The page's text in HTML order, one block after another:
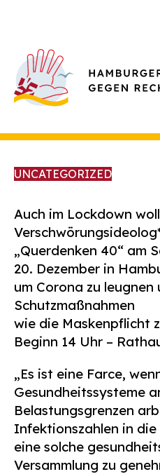
Über Uns
Infos &
Archiv
Kontakt
Suchen
nach:
UNCATEGORIZED
Auch im Lockdown
„Querdenken 40“ am
20. Dezember in
um Corona zu leugnen
Schutzmaßnahmen
wie die Maskenpflicht
Beginn 14 Uhr –
„Es ist eine Farce,
Gesundheitssysteme
Belastungsgrenzen
Infektionszahlen in die
eine solche
Versammlung zu